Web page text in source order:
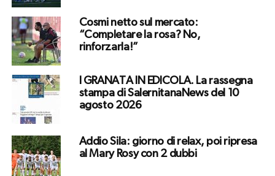
Cosmi netto sul mercato:
“Completare la rosa? No,
rinforzarla!”
I GRANATA IN EDICOLA. La rassegna
stampa di SalernitanaNews del 10
agosto 2026
Addio Sila: giorno di relax, poi ripresa
al Mary Rosy con 2 dubbi